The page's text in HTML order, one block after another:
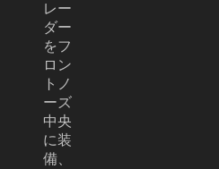
レー
ダー
をフ
ロン
トノ
ーズ
中央
に装
備、